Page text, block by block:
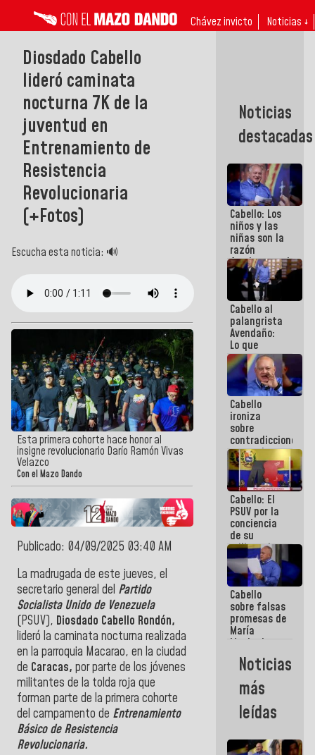
Chávez invicto Noticias ↓
Diosdado Cabello
lideró caminata
nocturna 7K de la
juventud en
Entrenamiento de
Resistencia
Revolucionaria
(+Fotos)
Escucha esta noticia: 🔊
Esta primera cohorte hace honor al
insigne revolucionario Darío Ramón Vivas
Velazco
Con el Mazo Dando
Publicado: 04/09/2025 03:40 AM
La madrugada de este jueves, el
secretario general del Partido
Socialista Unido de Venezuela
(PSUV), Diosdado Cabello Rondón,
lideró la caminata nocturna realizada
en la parroquia Macarao, en la ciudad
de Caracas, por parte de los jóvenes
militantes de la tolda roja que
forman parte de la primera cohorte
del campamento de Entrenamiento
Básico de Resistencia
Revolucionaria.
Noticias
destacadas
Cabello: Los
niños y las
niñas son la
razón
fundamental
de todo lo
que
estamos
haciendo
Cabello al
palangrista
Avendaño:
Lo que
vayas a
escribir
hazlo hoy
por que no
sabemos si
la semana
que viene
hay
programa
Cabello
ironiza
sobre
contradicciones
y mentiras
de María
Machado:
¡Créanle!
Cabello: El
PSUV por la
conciencia
de su
militancia
es la
organización
política más
sólida de
Venezuela
Cabello
sobre falsas
promesas de
María
Machado:
¿Quién le
puede creer?
¿Y la gente
que ella iba
a salvar en
La Guaira?
Noticias
más
leídas